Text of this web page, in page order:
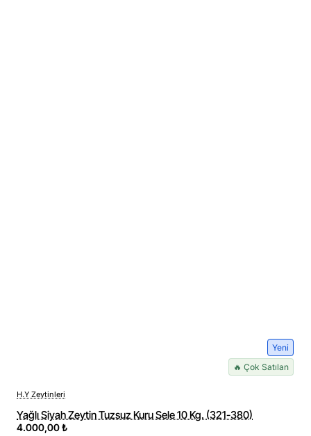
Yeni
🔥 Çok Satılan
H.Y Zeytinleri
Yağlı Siyah Zeytin Tuzsuz Kuru Sele 10 Kg. (321-380)
4.000,00 ₺